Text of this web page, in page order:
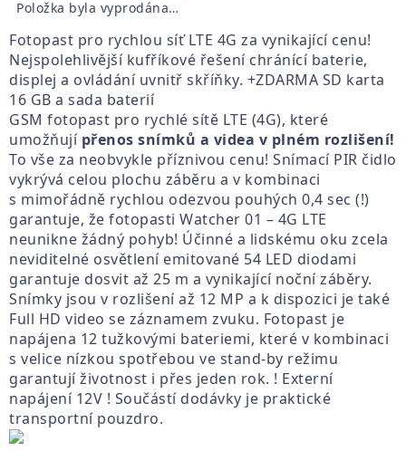
Položka byla vyprodána…
Fotopast pro rychlou síť LTE 4G za vynikající cenu!
Nejspolehlivější kufříkové řešení chránící baterie,
displej a ovládání uvnitř skříňky. +ZDARMA SD karta
16 GB a sada baterií
GSM fotopast pro rychlé sítě LTE (4G), které
umožňují přenos snímků a videa v plném rozlišení!
To vše za neobvykle příznivou cenu! Snímací PIR čidlo
vykrývá celou plochu záběru a v kombinaci
s mimořádně rychlou odezvou pouhých 0,4 sec (!)
garantuje, že fotopasti Watcher 01 – 4G LTE
neunikne žádný pohyb! Účinné a lidskému oku zcela
neviditelné osvětlení emitované 54 LED diodami
garantuje dosvit až 25 m a vynikající noční záběry.
Snímky jsou v rozlišení až 12 MP a k dispozici je také
Full HD video se záznamem zvuku. Fotopast je
napájena 12 tužkovými bateriemi, které v kombinaci
s velice nízkou spotřebou ve stand-by režimu
garantují životnost i přes jeden rok. ! Externí
napájení 12V ! Součástí dodávky je praktické
transportní pouzdro.